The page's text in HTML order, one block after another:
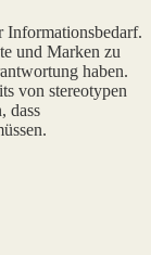
Informationsbedarf.
und Marken zu
haben.
von stereotypen
dass